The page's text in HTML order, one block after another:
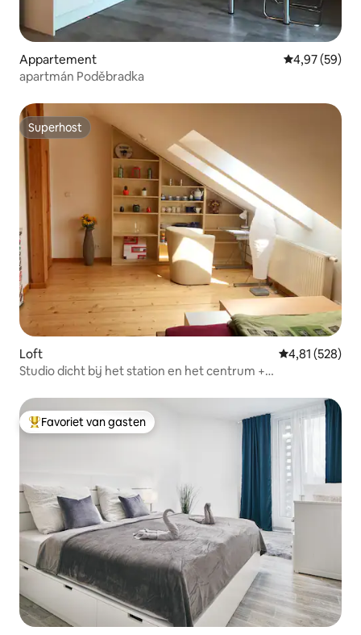
Appartement Gemiddelde
4,97 (59)
apartmán Poděbradka
Superhost
Superhost
Loft Gemiddelde
4,81 (528)
Studio dicht bij het station en het centrum +
Topfavoriet van gasten
Favoriet van gasten